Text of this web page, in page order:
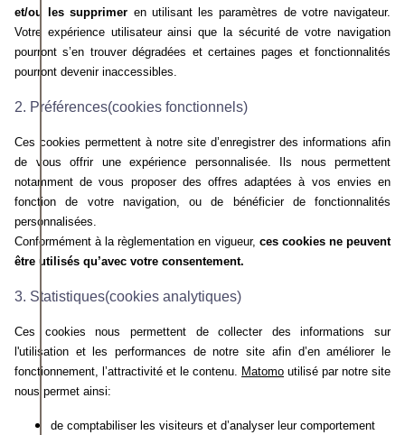
et/ou les supprimer en utilisant les paramètres de votre navigateur.
Votre expérience utilisateur ainsi que la sécurité de votre navigation
pourront s’en trouver dégradées et certaines pages et fonctionnalités
pourront devenir inaccessibles.
2. Préférences(cookies fonctionnels)
Ces cookies permettent à notre site d’enregistrer des informations afin
de vous offrir une expérience personnalisée. Ils nous permettent
notamment de vous proposer des offres adaptées à vos envies en
fonction de votre navigation, ou de bénéficier de fonctionnalités
personnalisées.
Conformément à la règlementation en vigueur, ces cookies ne peuvent
être utilisés qu’avec votre consentement.
3. Statistiques(cookies analytiques)
Ces cookies nous permettent de collecter des informations sur
l'utilisation et les performances de notre site afin d’en améliorer le
fonctionnement, l’attractivité et le contenu. Matomo utilisé par notre site
nous permet ainsi:
de comptabiliser les visiteurs et d’analyser leur comportement